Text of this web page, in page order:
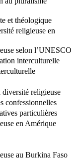
pluralisme
et théologique
religieuse en
selon l’UNESCO
interculturelle
religieuse
confessionnelles
particulières
en Amérique